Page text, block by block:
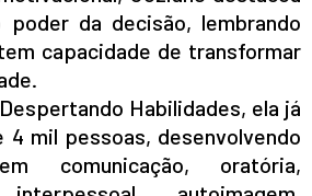
da decisão, lembrando
capacidade de transformar
Habilidades, ela já
4 mil pessoas, desenvolvendo
comunicação, oratória,